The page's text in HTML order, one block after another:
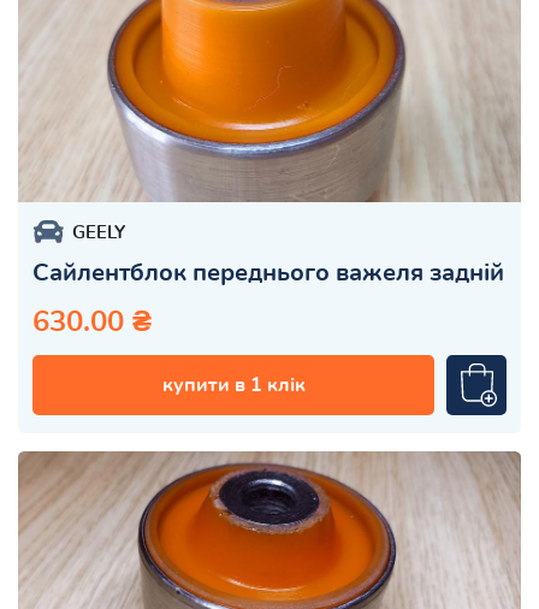
GEELY
Сайлентблок переднього важеля задній
630.00 ₴
купити в 1 клік